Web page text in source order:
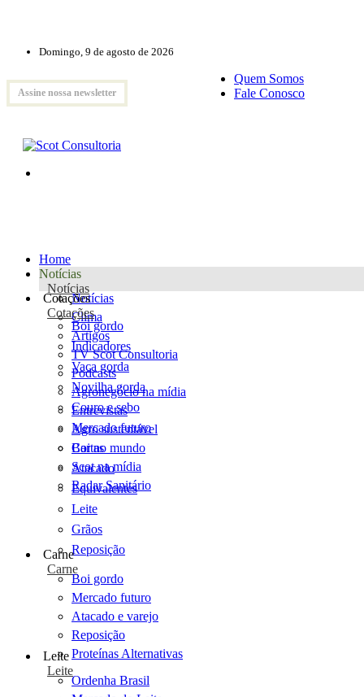
Domingo, 9 de agosto de 2026
Assine nossa newsletter
Quem Somos
Fale Conosco
Home
Notícias
Notícias
Notícias
Clima
Artigos
TV Scot Consultoria
Podcasts
Agronegócio na mídia
Entrevistas
Agro sustentável
Cartas
Scot na mídia
Radar Sanitário
Cotações
Cotações
Boi gordo
Indicadores
Vaca gorda
Novilha gorda
Couro e sebo
Mercado futuro
Boi no mundo
Atacado
Equivalentes
Leite
Grãos
Reposição
Carne
Carne
Boi gordo
Mercado futuro
Atacado e varejo
Reposição
Proteínas Alternativas
Leite
Leite
Ordenha Brasil